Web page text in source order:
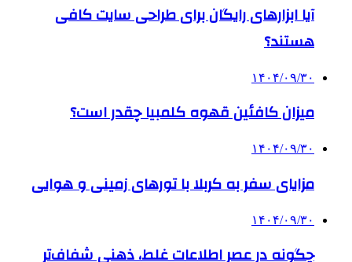
آیا ابزارهای رایگان برای طراحی سایت کافی
هستند؟
۱۴۰۴/۰۹/۳۰
میزان کافئین قهوه کلمبیا چقدر است؟
۱۴۰۴/۰۹/۳۰
مزایای سفر به کربلا با تورهای زمینی و هوایی
۱۴۰۴/۰۹/۳۰
چگونه در عصر اطلاعات غلط، ذهنی شفاف‌تر